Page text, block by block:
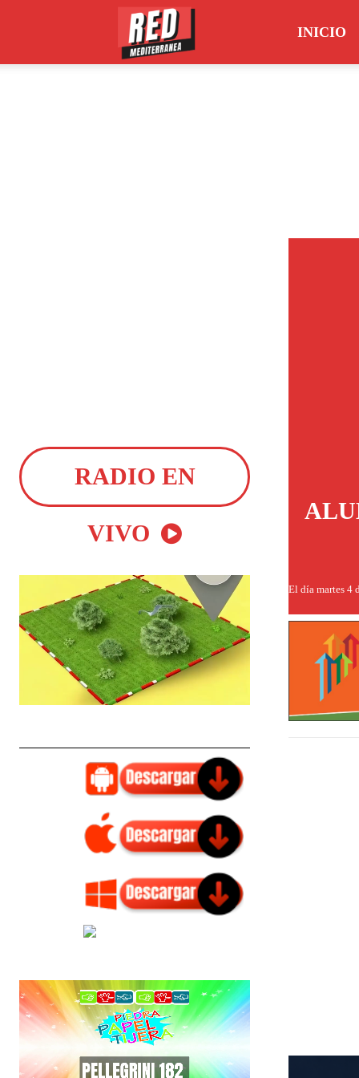
INICIO
RADIO EN
VIVO
El día martes 4